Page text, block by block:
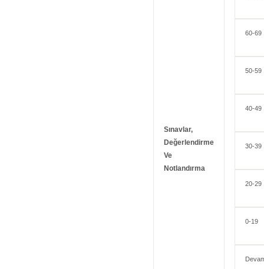
Sınavlar,
Değerlendirme
Ve
Notlandırma
60-69
50-59
40-49
30-39
20-29
0-19